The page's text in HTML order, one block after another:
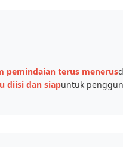
pemindaian terus menerus
diisi dan siapuntuk